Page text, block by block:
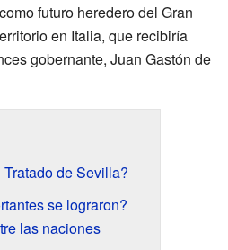
futuro heredero del Gran
en Italia, que recibiría
gobernante, Juan Gastón de
de Sevilla?
se lograron?
las naciones